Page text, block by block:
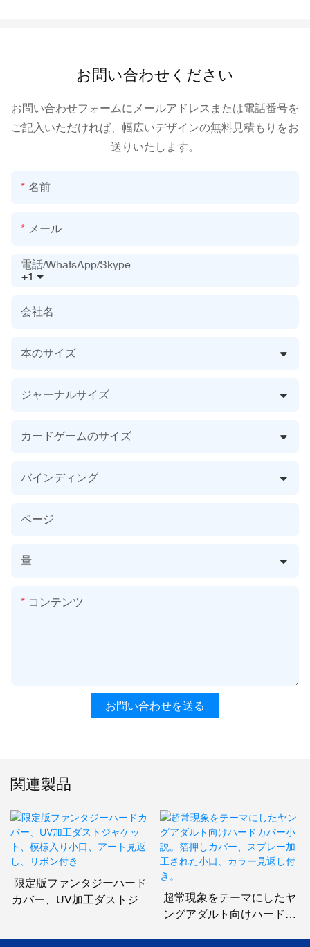
お問い合わせください
お問い合わせフォームにメールアドレスまたは電話番号を
ご記入いただければ、幅広いデザインの無料見積もりをお
送りいたします。
名前
メール
+1
電話/WhatsApp/Skype
会社名
本のサイズ
ジャーナルサイズ
カードゲームのサイズ
バインディング
ページ
量
コンテンツ
お問い合わせを送る
関連製品
限定版ファンタジーハード
カバー、UV加工ダストジャ
超常現象をテーマにしたヤ
ングアダルト向けハードカ